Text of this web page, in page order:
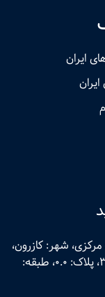
ایران
شهر: کازرون،
محله: مصلی، خیابان کمربندی، کوچه 31، پلاک: 0.0، طبقه: